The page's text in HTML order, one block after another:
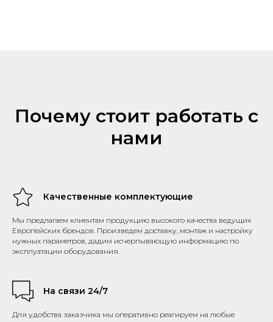
Почему стоит работать с
нами
Качественные комплектующие
Мы предлагаем клиентам продукцию высокого качества ведущих
Европейских брендов. Произведем доставку, монтаж и настройку
нужных параметров, дадим исчерпывающую информацию по
эксплуатации оборудования.
На связи 24/7
Для удобства заказчика мы оперативно реагируем на любые